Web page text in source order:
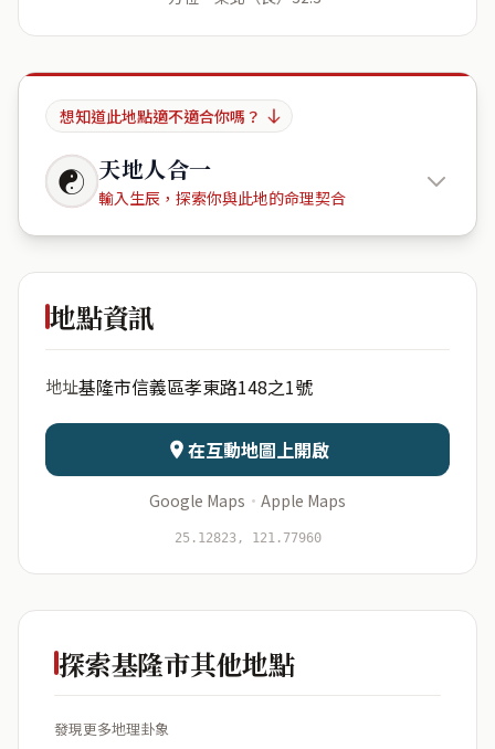
想知道此地點適不適合你嗎？
☯ 天地人合一
輸入生辰，探索你與此地的命理契合
微笑台北
日期 出生時辰
資料僅用於即時分析，不會儲存於伺服器
地點資訊
地址基隆市信義區孝東路148之1號
在互動地圖上開啟
Google Maps · Apple Maps
25.12823, 121.77960
探索基隆市其他地點
發現更多地理卦象